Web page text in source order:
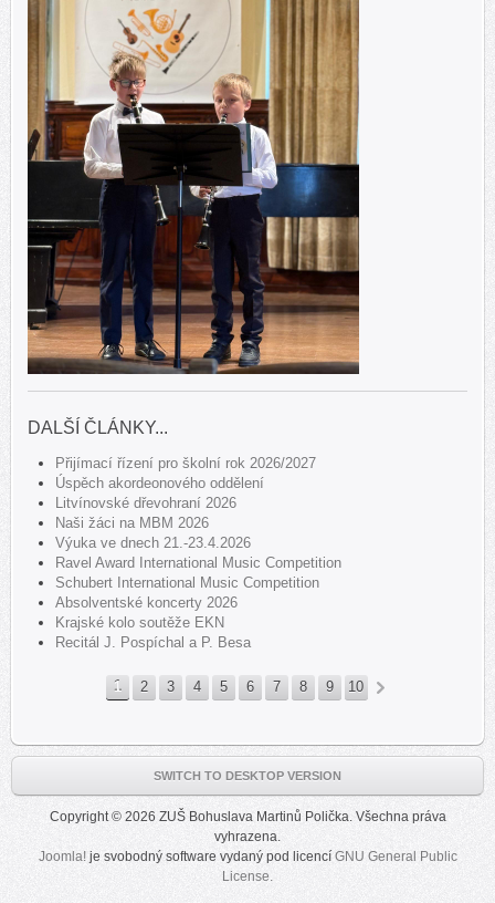
DALŠÍ ČLÁNKY...
Přijímací řízení pro školní rok 2026/2027
Úspěch akordeonového oddělení
Litvínovské dřevohraní 2026
Naši žáci na MBM 2026
Výuka ve dnech 21.-23.4.2026
Ravel Award International Music Competition
Schubert International Music Competition
Absolventské koncerty 2026
Krajské kolo soutěže EKN
Recitál J. Pospíchal a P. Besa
1 2 3 4 5 6 7 8 9 10
SWITCH TO DESKTOP VERSION
Copyright © 2026 ZUŠ Bohuslava Martinů Polička. Všechna práva
vyhrazena.
Joomla!je svobodný software vydaný pod licencí GNU General Public
License.